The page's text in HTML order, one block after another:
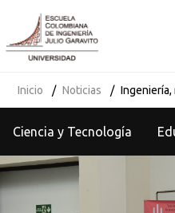
Inicio Noticias
Ciencia y Tecnología